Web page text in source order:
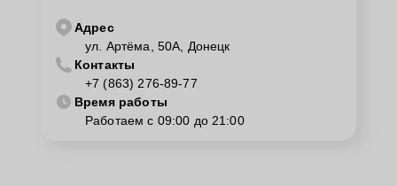
Адрес
ул. Артёма, 50А, Донецк
Контакты
+7 (863) 276-89-77
Время работы
Работаем с 09:00 до 21:00